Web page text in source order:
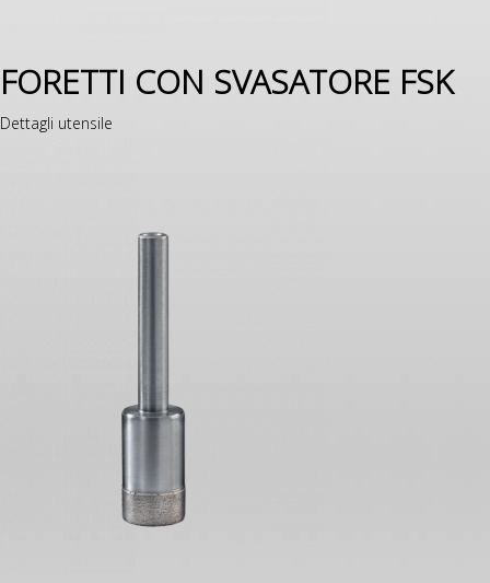
FORETTI CON SVASATORE FSK
Dettagli utensile